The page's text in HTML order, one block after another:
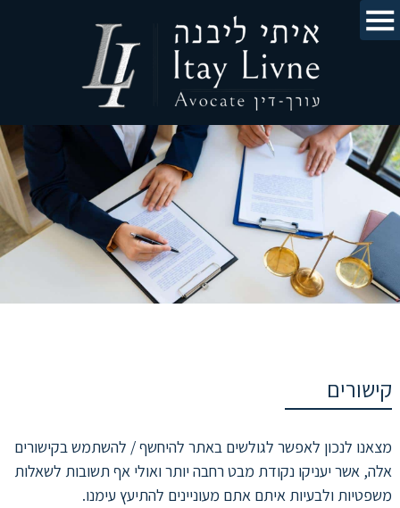
קישורים
מצאנו לנכון לאפשר לגולשים באתר להיחשף / להשתמש בקישורים
אלה, אשר יעניקו נקודת מבט רחבה יותר ואולי אף תשובות לשאלות
משפטיות ולבעיות איתם אתם מעוניינים להתיעץ עימנו.